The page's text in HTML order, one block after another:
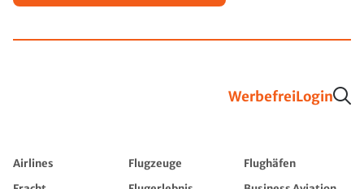
WerbefreiLogin
Airlines Flugzeuge
Flughäfen